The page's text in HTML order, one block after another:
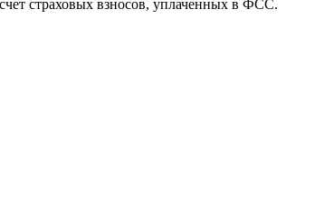
страховых взносов, уплаченных в ФСС.